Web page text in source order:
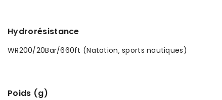
Hydrorésistance
WR200/20Bar/660ft (Natation, sports nautiques)
Poids (g)